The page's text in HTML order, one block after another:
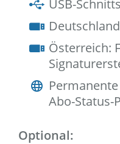
USB-
Österreich:
Abo-Status-
Optional: